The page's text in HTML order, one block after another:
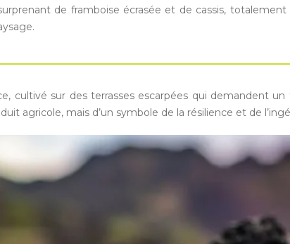
de framboise écrasée et de cassis,
cultivé sur des terrasses escarpées qui demandent
agricole, mais d’un symbole de la résilience et de